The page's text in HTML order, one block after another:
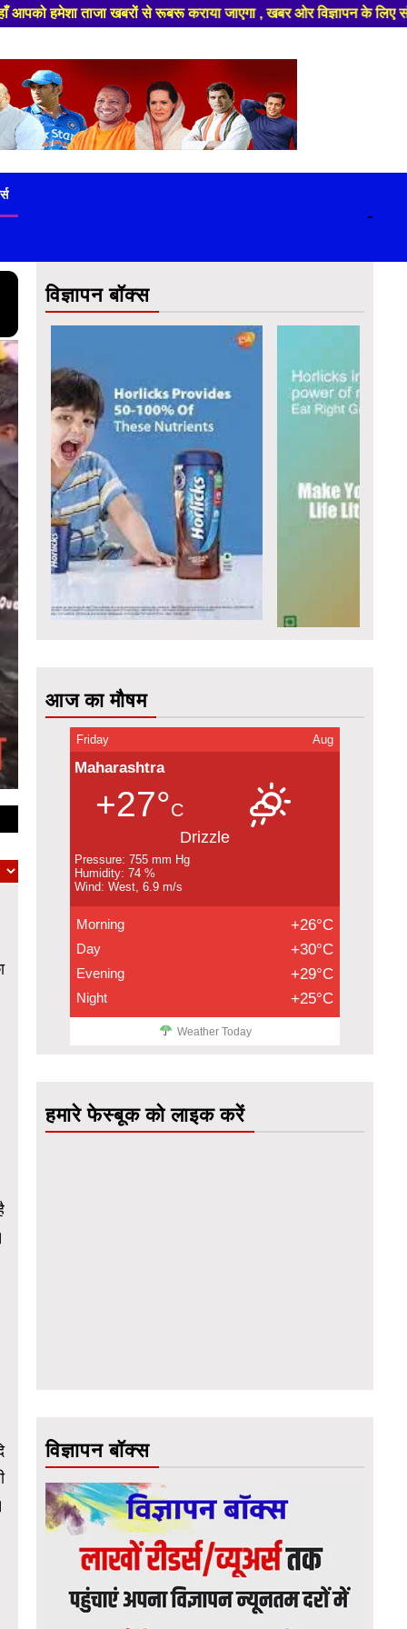
, खबर ओर विज्ञापन के लिए संपर्क करे +91 9839649848 ,हमारे
-
विज्ञापन बॉक्स
आज का मौषम
Friday Aug
Maharashtra
+27°C
Drizzle
Pressure: 755 mm Hg
Humidity: 74 %
Wind: West, 6.9 m/s
Morning +26°C
Day +30°C
Evening +29°C
Night +25°C
Weather Today
हमारे फेस्बूक को लाइक करें
विज्ञापन बॉक्स